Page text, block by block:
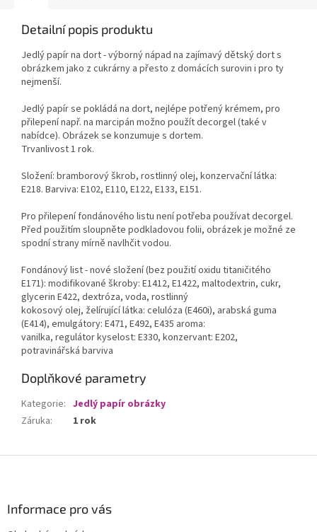
Detailní popis produktu
Jedlý papír na dort - výborný nápad na zajímavý dětský dort s
obrázkem jako z cukrárny a přesto z domácích surovin i pro ty
nejmenší.
Jedlý papír se pokládá na dort, nejlépe potřený krémem, pro
přilepení např. na marcipán možno použít decorgel (také v
nabídce). Obrázek se konzumuje s dortem.
Trvanlivost 1 rok.
Složení: bramborový škrob, rostlinný olej, konzervační látka:
E218. Barviva: E102, E110, E122, E133, E151.
Pro přilepení fondánového listu není potřeba používat decorgel.
Před použitím sloupněte podkladovou folii, obrázek je možné ze
spodní strany mírně navlhčit vodou.
Fondánový list - nové složení (bez použití oxidu titaničitého
E171): modifikované škroby: E1412, E1422, maltodextrin, cukr,
glycerin E422, dextróza, voda, rostlinný
kokosový olej, želírující látka: celulóza (E460i), arabská guma
(E414), emulgátory: E471, E492, E435 aroma:
vanilka, regulátor kyselost: E330, konzervant: E202,
potravinářská barviva
Doplňkové parametry
Kategorie: Jedlý papír obrázky
Záruka: 1 rok
Informace pro vás